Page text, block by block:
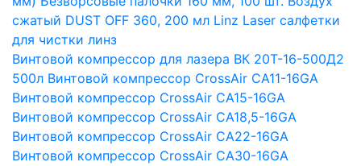
сжатый DUST OFF 360, 200 мл Linz Laser салфетки
для чистки линз
Винтовой компрессор для лазера ВК 20Т-16-500Д2
500л Винтовой компрессор CrossAir CA11-16GA
Винтовой компрессор CrossAir CA15-16GA
Винтовой компрессор CrossAir CA18,5-16GA
Винтовой компрессор CrossAir CA22-16GA
Винтовой компрессор CrossAir CA30-16GA